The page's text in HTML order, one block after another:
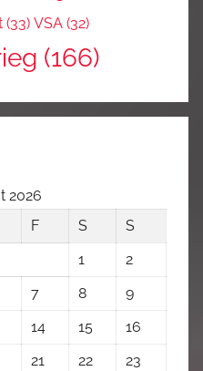
(33) VSA (32)
(166)
2026
F S
S
1
2
7 8
9
14 15
16
21 22
23